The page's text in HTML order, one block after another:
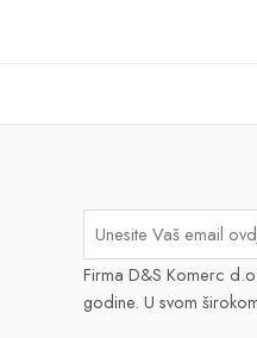
Firma D&S Komerc
godine. U svom